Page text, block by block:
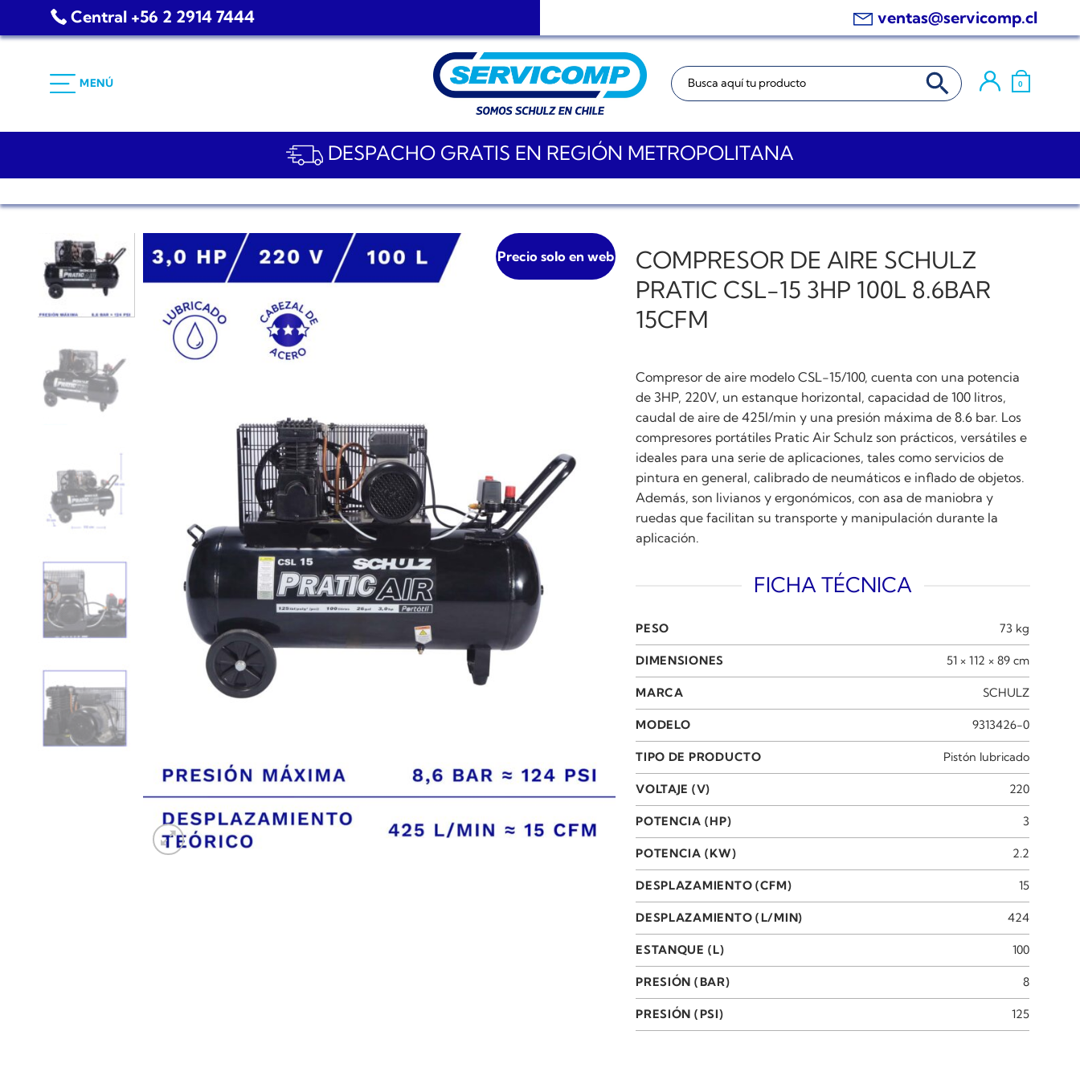
Central +56 2 2914 7444 ventas@servicomp.cl
MENÚ
Buscar: BOTÓN DE BÚSQUEDA
0
DESPACHO GRATIS EN REGIÓN METROPOLITANA
Precio solo en web
COMPRESOR DE AIRE SCHULZ
PRATIC CSL-15 3HP 100L 8.6BAR
15CFM
Compresor de aire modelo CSL-15/100, cuenta con una potencia
de 3HP, 220V, un estanque horizontal, capacidad de 100 litros,
caudal de aire de 425l/min y una presión máxima de 8.6 bar. Los
compresores portátiles Pratic Air Schulz son prácticos, versátiles e
ideales para una serie de aplicaciones, tales como servicios de
pintura en general, calibrado de neumáticos e inflado de objetos.
Además, son livianos y ergonómicos, con asa de maniobra y
ruedas que facilitan su transporte y manipulación durante la
aplicación.
FICHA TÉCNICA
PESO 73 kg
DIMENSIONES 51 × 112 × 89 cm
MARCA SCHULZ
MODELO 9313426-0
TIPO DE PRODUCTO Pistón lubricado
VOLTAJE (V) 220
POTENCIA (HP) 3
POTENCIA (KW) 2.2
DESPLAZAMIENTO (CFM) 15
DESPLAZAMIENTO (L/MIN) 424
ESTANQUE (L) 100
PRESIÓN (BAR) 8
PRESIÓN (PSI) 125